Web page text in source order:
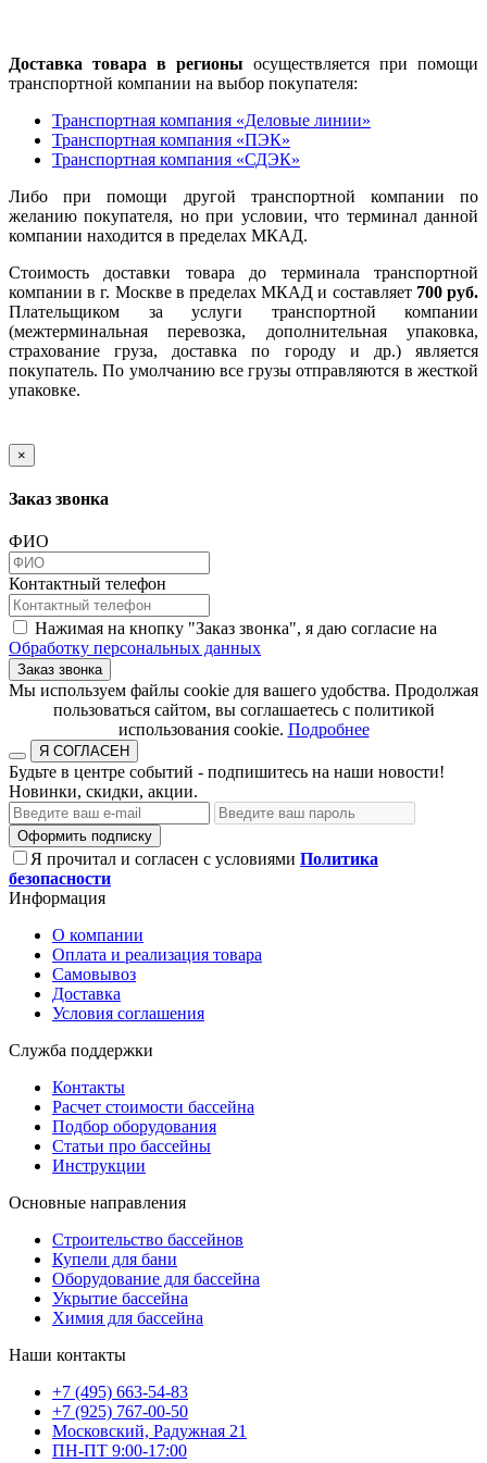
Доставка товара в регионы осуществляется при помощи
транспортной компании на выбор покупателя:
Транспортная компания «Деловые линии»
Транспортная компания «ПЭК»
Транспортная компания «СДЭК»
Либо при помощи другой транспортной компании по
желанию покупателя, но при условии, что терминал данной
компании находится в пределах МКАД.
Стоимость доставки товара до терминала транспортной
компании в г. Москве в пределах МКАД и составляет 700 руб.
Плательщиком за услуги транспортной компании
(межтерминальная перевозка, дополнительная упаковка,
страхование груза, доставка по городу и др.) является
покупатель. По умолчанию все грузы отправляются в жесткой
упаковке.
×
Заказ звонка
ФИО
Контактный телефон
Нажимая на кнопку "Заказ звонка", я даю согласие на
Обработку персональных данных
Заказ звонка
​​​​​​​Мы используем файлы cookie для вашего удобства. Продолжая
пользоваться сайтом, вы соглашаетесь с политикой
использования cookie.​​​​​​​ Подробнее
Я СОГЛАСЕН
Будьте в центре событий - подпишитесь на наши новости!
Новинки, скидки, акции.
Оформить подписку
Я прочитал и согласен с условиями Политика
безопасности
Информация
О компании
Оплата и реализация товара
Самовывоз
Доставка
Условия соглашения
Служба поддержки
Контакты
Расчет стоимости бассейна
Подбор оборудования
Статьи про бассейны
Инструкции
Основные направления
Строительство бассейнов
Купели для бани
Оборудование для бассейна
Укрытие бассейна
Химия для бассейна
Наши контакты
+7 (495) 663-54-83
+7 (925) 767-00-50
Московский, Радужная 21
ПН-ПТ 9:00-17:00